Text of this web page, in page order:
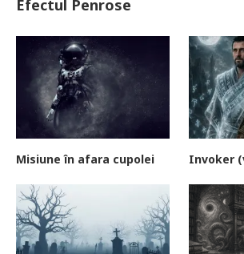
Efectul Penrose
Misiune în afara cupolei Invoker